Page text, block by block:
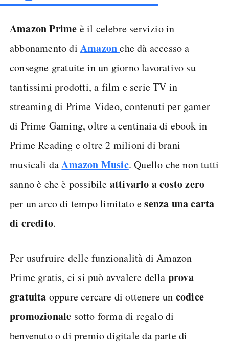
Amazon Prime è il celebre servizio in
abbonamento di Amazonche dà accesso a
consegne gratuite in un giorno lavorativo su
tantissimi prodotti, a film e serie TV in
streaming di Prime Video, contenuti per gamer
di Prime Gaming, oltre a centinaia di ebook in
Prime Reading e oltre 2 milioni di brani
musicali daAmazon Music. Quello che non tutti
sanno è che è possibile attivarlo a costo zero
per un arco di tempo limitato esenza una carta
di credito.
Per usufruire delle funzionalità di Amazon
Prime gratis, ci si può avvalere della prova
gratuita oppure cercare di ottenere un codice
promozionale sotto forma di regalo di
benvenuto o di premio digitale da parte di